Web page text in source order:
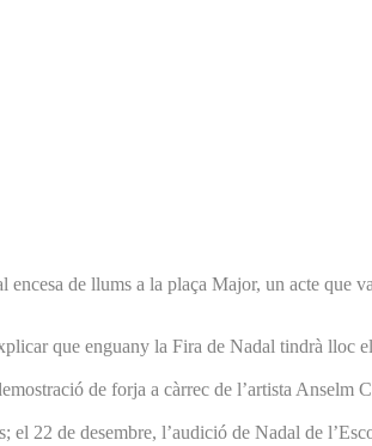
de llums a la plaça Major, un acte que
que enguany la Fira de Nadal tindrà lloc
de forja a càrrec de l’artista
el 22 de desembre, l’audició de Nadal de